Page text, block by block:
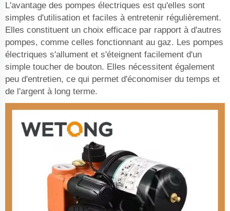
L'avantage des pompes électriques est qu'elles sont
simples d'utilisation et faciles à entretenir régulièrement.
Elles constituent un choix efficace par rapport à d'autres
pompes, comme celles fonctionnant au gaz. Les pompes
électriques s'allument et s'éteignent facilement d'un
simple toucher de bouton. Elles nécessitent également
peu d'entretien, ce qui permet d'économiser du temps et
de l'argent à long terme.